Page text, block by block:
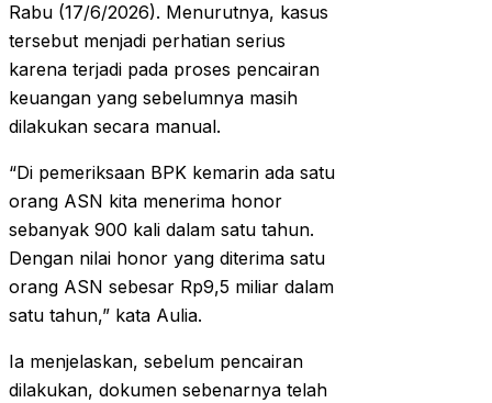
Rabu (17/6/2026). Menurutnya, kasus
tersebut menjadi perhatian serius
karena terjadi pada proses pencairan
keuangan yang sebelumnya masih
dilakukan secara manual.
“Di pemeriksaan BPK kemarin ada satu
orang ASN kita menerima honor
sebanyak 900 kali dalam satu tahun.
Dengan nilai honor yang diterima satu
orang ASN sebesar Rp9,5 miliar dalam
satu tahun,” kata Aulia.
Ia menjelaskan, sebelum pencairan
dilakukan, dokumen sebenarnya telah